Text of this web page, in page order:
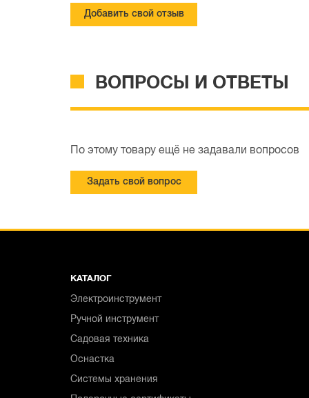
Добавить свой отзыв
ВОПРОСЫ И ОТВЕТЫ
По этому товару ещё не задавали вопросов
Задать свой вопрос
КАТАЛОГ
Электроинструмент
Ручной инструмент
Садовая техника
Оснастка
Системы хранения